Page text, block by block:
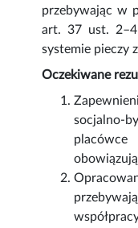
przebywając w
art. 37 ust.
systemie pieczy
Oczekiwane
socjalno-